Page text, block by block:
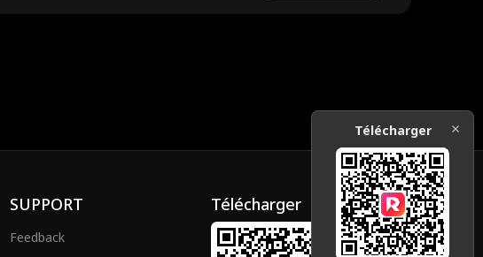
SUPPORT
Feedback
Télécharger
Télécharger